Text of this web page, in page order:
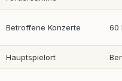
Betroffene Konzerte 60
Hauptspielort